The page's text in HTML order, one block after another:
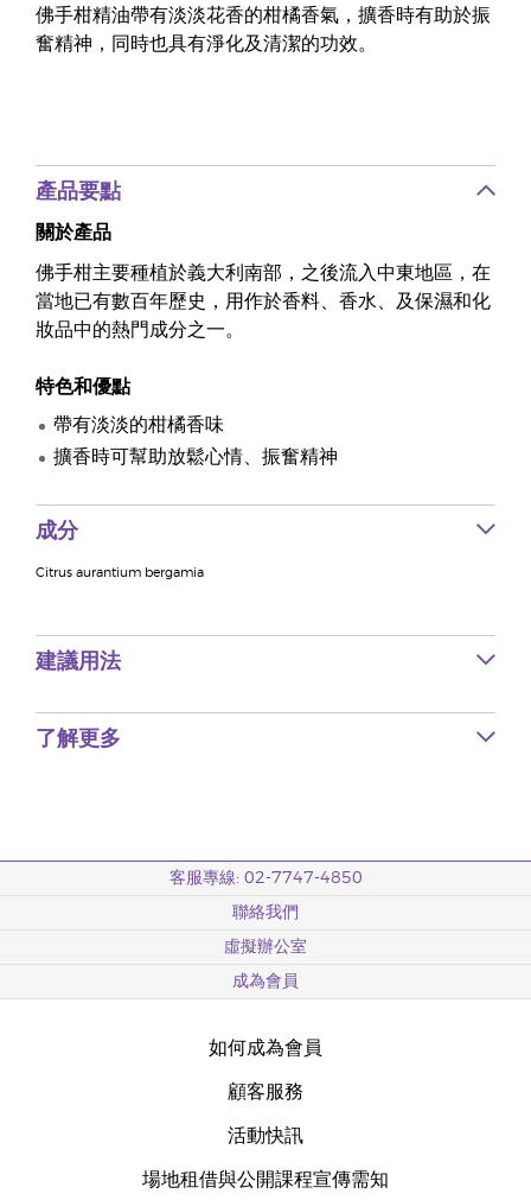
佛手柑精油帶有淡淡花香的柑橘香氣，擴香時有助於振
奮精神，同時也具有淨化及清潔的功效。
產品要點
關於產品
佛手柑主要種植於義大利南部，之後流入中東地區，在
當地已有數百年歷史，用作於香料、香水、及保濕和化
妝品中的熱門成分之一。
特色和優點
帶有淡淡的柑橘香味
擴香時可幫助放鬆心情、振奮精神
成分
Citrus aurantium bergamia
建議用法
了解更多
客服專線: 02-7747-4850
聯絡我們
虛擬辦公室
成為會員
如何成為會員
顧客服務
活動快訊
場地租借與公開課程宣傳需知